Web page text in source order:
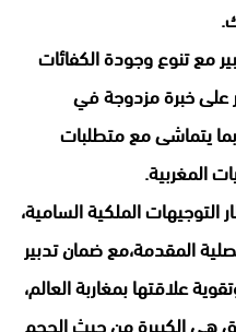
مع تنوع وجودة الكفائات
على خبرة مزدوجة في
يتماشى مع متطلبات
المغربية.
الملكية السامية،
المقدمة،مع ضمان تدبير
علاقتها بمغاربة العالم،
هي الكبيرة من حيث الحجم